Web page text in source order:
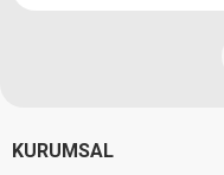
KURUMSAL